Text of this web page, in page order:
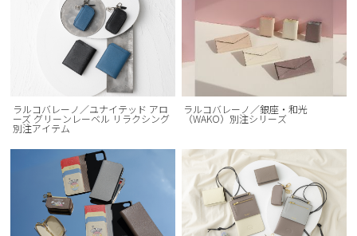
ラルコバレーノ／ユナイテッド アロ
ーズ グリーンレーベル リラクシング
別注アイテム
ラルコバレーノ／銀座・和光
（WAKO）別注シリーズ